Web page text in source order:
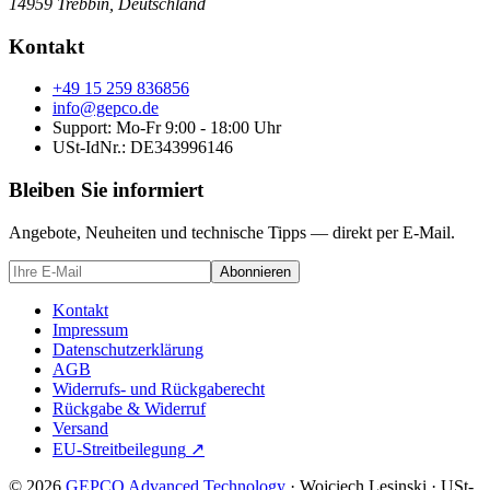
Kontakt
+49 15 259 836856
info@gepco.de
Support: Mo-Fr 9:00 - 18:00 Uhr
USt-IdNr.: DE343996146
Bleiben Sie informiert
Angebote, Neuheiten und technische Tipps — direkt per E-Mail.
Abonnieren
Kontakt
Impressum
Datenschutzerklärung
AGB
Widerrufs- und Rückgaberecht
Rückgabe & Widerruf
Versand
EU-Streitbeilegung ↗
© 2026 GEPCO Advanced Technology · Wojciech Lesinski · USt-